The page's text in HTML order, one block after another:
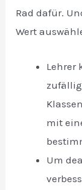
Rad dafür.
Wert
Lehrer
mit
Um